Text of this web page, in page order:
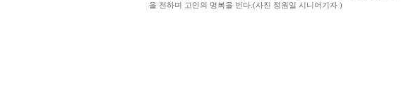
을 전하며 고인의 명복을 빈다.(사진 정원일 시니어기자 )